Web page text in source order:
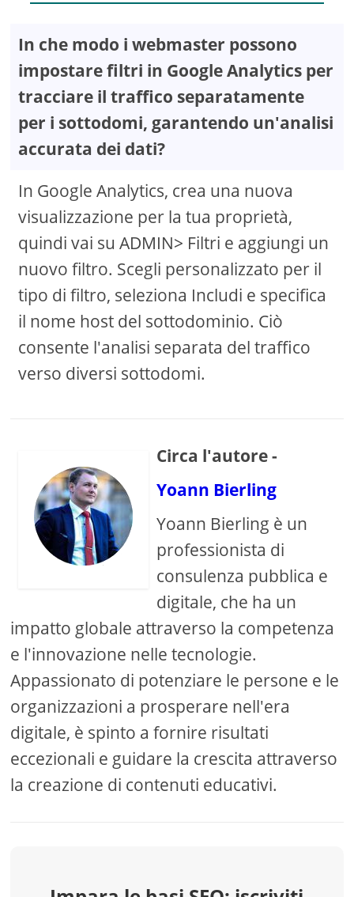
In che modo i webmaster possono
impostare filtri in Google Analytics per
tracciare il traffico separatamente
per i sottodomi, garantendo un'analisi
accurata dei dati?
In Google Analytics, crea una nuova
visualizzazione per la tua proprietà,
quindi vai su ADMIN> Filtri e aggiungi un
nuovo filtro. Scegli personalizzato per il
tipo di filtro, seleziona Includi e specifica
il nome host del sottodominio. Ciò
consente l'analisi separata del traffico
verso diversi sottodomi.
Circa l'autore -
Yoann Bierling
Yoann Bierling è un
professionista di
consulenza pubblica e
digitale, che ha un
impatto globale attraverso la competenza
e l'innovazione nelle tecnologie.
Appassionato di potenziare le persone e le
organizzazioni a prosperare nell'era
digitale, è spinto a fornire risultati
eccezionali e guidare la crescita attraverso
la creazione di contenuti educativi.